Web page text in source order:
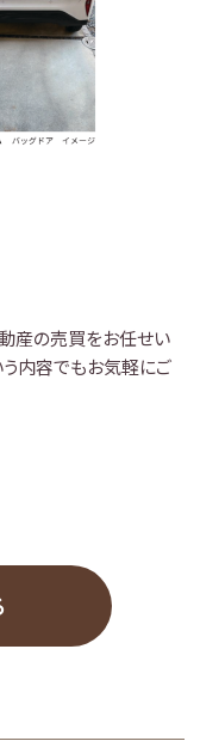
産の売買をお任せい
う内容でもお気軽にご